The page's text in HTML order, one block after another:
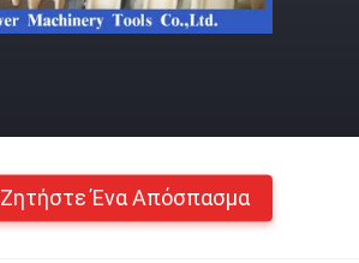
Ζητήστε Ένα Απόσπασμα